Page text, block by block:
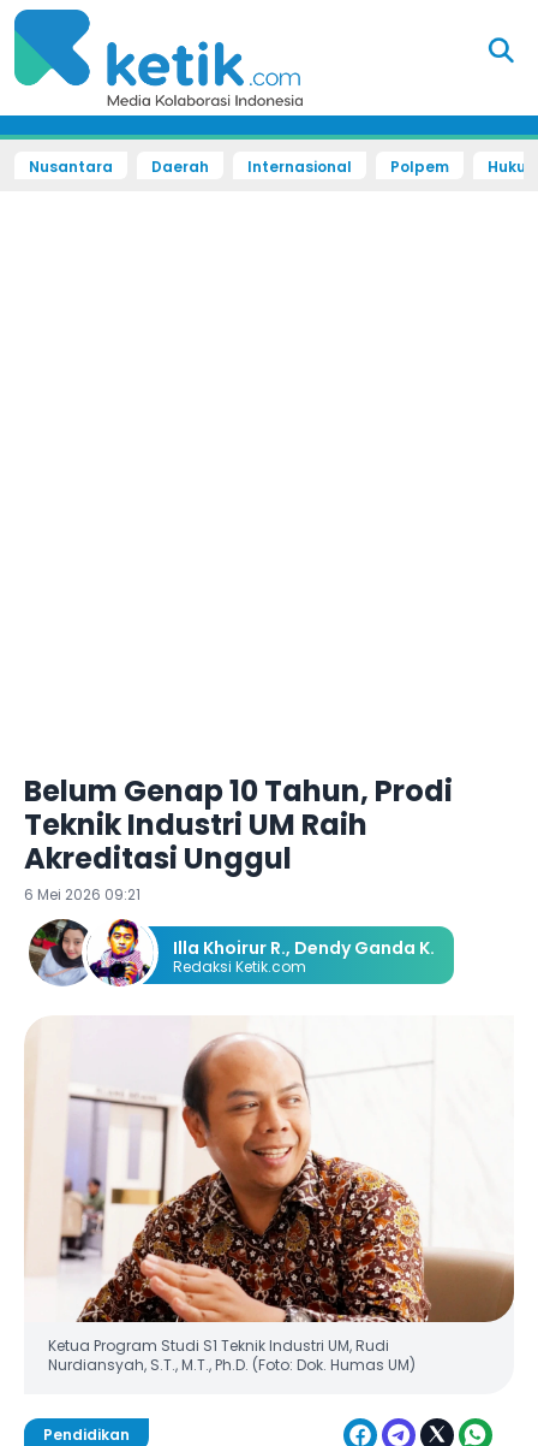
Nusantara Daerah Internasional Polpem
Belum Genap 10 Tahun, Prodi
Teknik Industri UM Raih
Akreditasi Unggul
6 Mei 2026 09:21
Illa Khoirur R., Dendy Ganda K.
Redaksi Ketik.com
Ketua Program Studi S1 Teknik Industri UM, Rudi
Nurdiansyah, S.T., M.T., Ph.D. (Foto: Dok. Humas UM)
Pendidikan